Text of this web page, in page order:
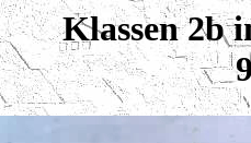
Klassen 2b